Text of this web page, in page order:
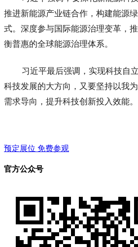
推进新能源产业链合作，构建能源
式。深度参与国际能源治理变革，
衡普惠的全球能源治理体系。
习近平最后强调，实现科技自
科技发展的大方向，又要坚持以我
需求导向，提升科技创新投入效能。
预定展位 免费参观
官方公众号